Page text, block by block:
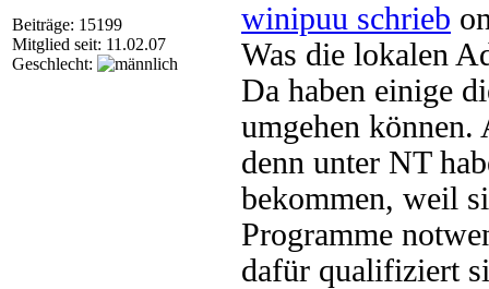
Beiträge: 15199
Mitglied seit: 11.02.07
Geschlecht:
winipuu schrieb
Was die lokalen
Da haben einige
umgehen
denn unter NT
bekommen, weil
Programme
dafür qualifiziert